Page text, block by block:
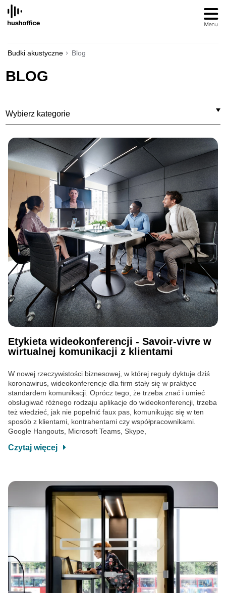
SKIP
CONTENT
Budki akustyczne Blog
BLOG
Wybierz kategorie
Etykieta wideokonferencji - Savoir-vivre w
wirtualnej komunikacji z klientami
W nowej rzeczywistości biznesowej, w której reguły dyktuje dziś
koronawirus, wideokonferencje dla firm stały się w praktyce
standardem komunikacji. Oprócz tego, że trzeba znać i umieć
obsługiwać różnego rodzaju aplikacje do wideokonferencji, trzeba
też wiedzieć, jak nie popełnić faux pas, komunikując się w ten
sposób z klientami, kontrahentami czy współpracownikami.
Google Hangouts, Microsoft Teams, Skype,
Czytaj więcej